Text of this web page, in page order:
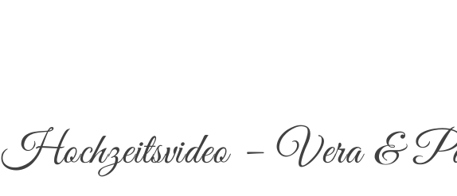
Hochzeitsvideo – Vera &